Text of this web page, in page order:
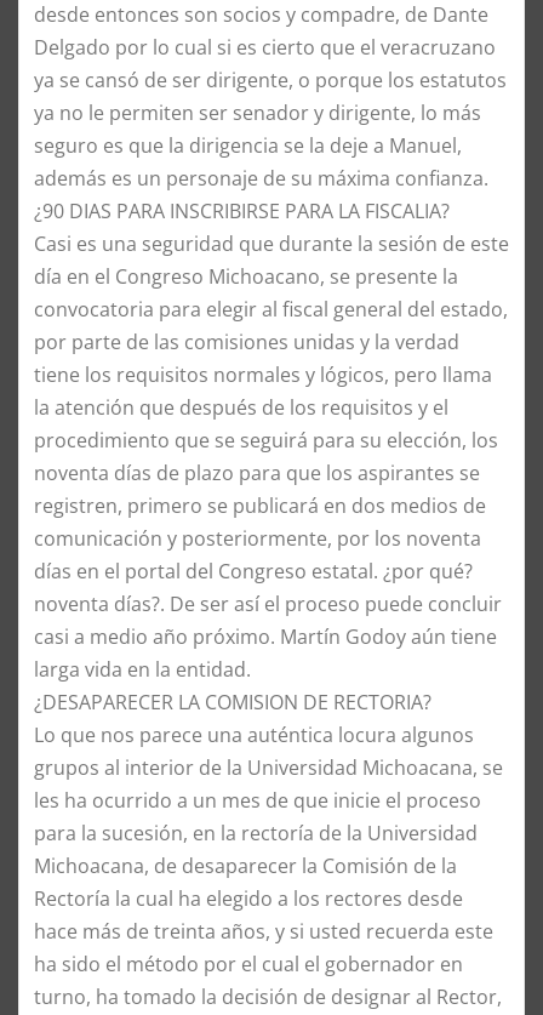
desde entonces son socios y compadre, de Dante
Delgado por lo cual si es cierto que el veracruzano
ya se cansó de ser dirigente, o porque los estatutos
ya no le permiten ser senador y dirigente, lo más
seguro es que la dirigencia se la deje a Manuel,
además es un personaje de su máxima confianza.
¿90 DIAS PARA INSCRIBIRSE PARA LA FISCALIA?
Casi es una seguridad que durante la sesión de este
día en el Congreso Michoacano, se presente la
convocatoria para elegir al fiscal general del estado,
por parte de las comisiones unidas y la verdad
tiene los requisitos normales y lógicos, pero llama
la atención que después de los requisitos y el
procedimiento que se seguirá para su elección, los
noventa días de plazo para que los aspirantes se
registren, primero se publicará en dos medios de
comunicación y posteriormente, por los noventa
días en el portal del Congreso estatal. ¿por qué?
noventa días?. De ser así el proceso puede concluir
casi a medio año próximo. Martín Godoy aún tiene
larga vida en la entidad.
¿DESAPARECER LA COMISION DE RECTORIA?
Lo que nos parece una auténtica locura algunos
grupos al interior de la Universidad Michoacana, se
les ha ocurrido a un mes de que inicie el proceso
para la sucesión, en la rectoría de la Universidad
Michoacana, de desaparecer la Comisión de la
Rectoría la cual ha elegido a los rectores desde
hace más de treinta años, y si usted recuerda este
ha sido el método por el cual el gobernador en
turno, ha tomado la decisión de designar al Rector,